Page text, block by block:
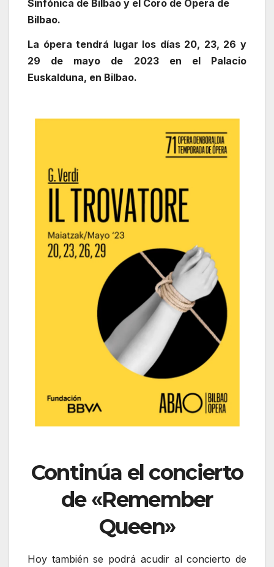
Sinfónica de Bilbao y el Coro de Ópera de
Bilbao.
La ópera tendrá lugar los días 20, 23, 26 y
29 de mayo de 2023 en el Palacio
Euskalduna, en Bilbao.
Continúa el concierto
de «Remember
Queen»
Hoy también se podrá acudir al concierto de